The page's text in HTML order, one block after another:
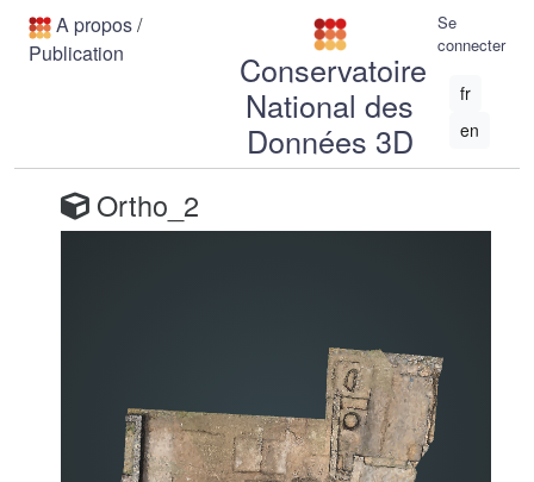
A propos/
Publication
Conservatoire
National des
Données 3D
Se
connecter
fr
en
Ortho_2